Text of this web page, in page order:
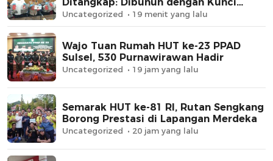
Roda, Uang Rp62 Juta Raib
Uncategorized 19 menit yang lalu
Wajo Tuan Rumah HUT ke-23 PPAD
Sulsel, 530 Purnawirawan Hadir
Uncategorized 19 jam yang lalu
Semarak HUT ke-81 RI, Rutan Sengkang
Borong Prestasi di Lapangan Merdeka
Uncategorized 20 jam yang lalu